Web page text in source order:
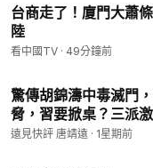
台商走了！廈門大蕭
陸
看中國TV · 49分鐘前
驚傳胡錦濤中毒滅門
脅，習要掀桌？三派
遠開講 | 唐靖遠 |
遠見快評 唐靖遠 · 1星期前